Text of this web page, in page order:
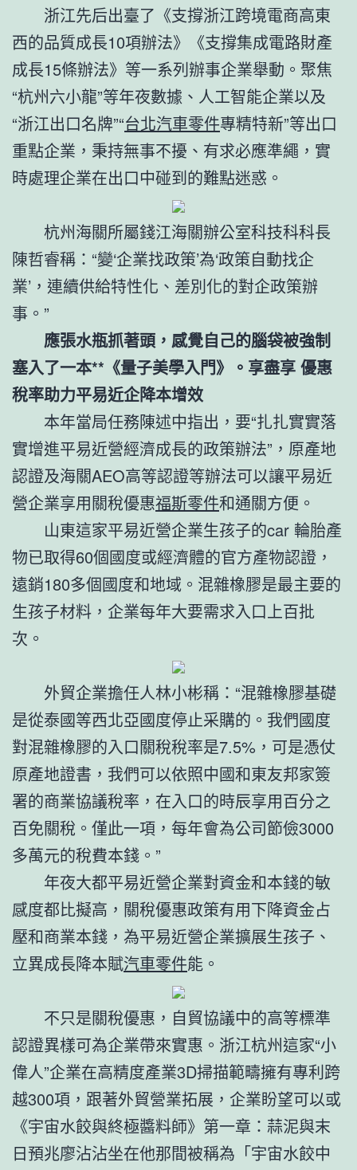
浙江先后出臺了《支撐浙江跨境電商高東
西的品質成長10項辦法》《支撐集成電路財產
成長15條辦法》等一系列辦事企業舉動。聚焦
“杭州六小龍”等年夜數據、人工智能企業以及
“浙江出口名牌”“台北汽車零件專精特新”等出口
重點企業，秉持無事不擾、有求必應準繩，實
時處理企業在出口中碰到的難點迷惑。
杭州海關所屬錢江海關辦公室科技科科長
陳哲睿稱：“變‘企業找政策’為‘政策自動找企
業’，連續供給特性化、差別化的對企政策辦
事。”
應張水瓶抓著頭，感覺自己的腦袋被強制
塞入了一本**《量子美學入門》。享盡享 優惠
稅率助力平易近企降本增效
本年當局任務陳述中指出，要“扎扎實實落
實增進平易近營經濟成長的政策辦法”，原產地
認證及海關AEO高等認證等辦法可以讓平易近
營企業享用關稅優惠福斯零件和通關方便。
山東這家平易近營企業生孩子的car 輪胎產
物已取得60個國度或經濟體的官方產物認證，
遠銷180多個國度和地域。混雜橡膠是最主要的
生孩子材料，企業每年大要需求入口上百批
次。
外貿企業擔任人林小彬稱：“混雜橡膠基礎
是從泰國等西北亞國度停止采購的。我們國度
對混雜橡膠的入口關稅稅率是7.5%，可是憑仗
原產地證書，我們可以依照中國和東友邦家簽
署的商業協議稅率，在入口的時辰享用百分之
百免關稅。僅此一項，每年會為公司節儉3000
多萬元的稅費本錢。”
年夜大都平易近營企業對資金和本錢的敏
感度都比擬高，關稅優惠政策有用下降資金占
壓和商業本錢，為平易近營企業擴展生孩子、
立異成長降本賦汽車零件能。
不只是關稅優惠，自貿協議中的高等標準
認證異樣可為企業帶來實惠。浙江杭州這家“小
偉人”企業在高精度產業3D掃描範疇擁有專利跨
越300項，跟著外貿營業拓展，企業盼望可以或
《宇宙水餃與終極醬料師》第一章：蒜泥與末
日預兆廖沾沾坐在他那間被稱為「宇宙水餃中